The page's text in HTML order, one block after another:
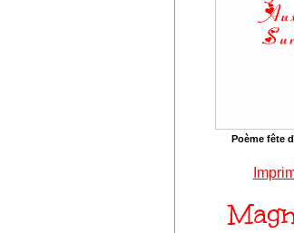
Poème fête